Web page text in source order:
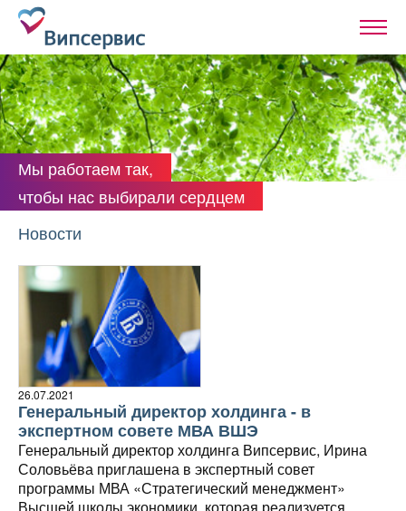
Мы работаем так,
чтобы нас выбирали сердцем
Новости
Генеральный директор холдинга - в
экспертном совете МВА ВШЭ
Генеральный директор холдинга Випсервис, Ирина
Соловьёва приглашена в экспертный совет
программы МВА «Стратегический менеджмент»
26.07.2021